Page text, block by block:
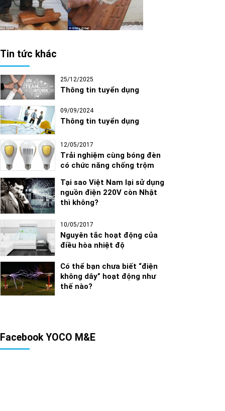
Tin tức khác
25/12/2025
Thông tin tuyển dụng
09/09/2024
Thông tin tuyển dụng
12/05/2017
Trải nghiệm cùng bóng đèn
có chức năng chống trộm
Tại sao Việt Nam lại sử dụng
nguồn điện 220V còn Nhật
thì không?
10/05/2017
Nguyên tắc hoạt động của
điều hòa nhiệt độ
Có thể bạn chưa biết “điện
không dây” hoạt động như
thế nào?
Facebook YOCO M&E